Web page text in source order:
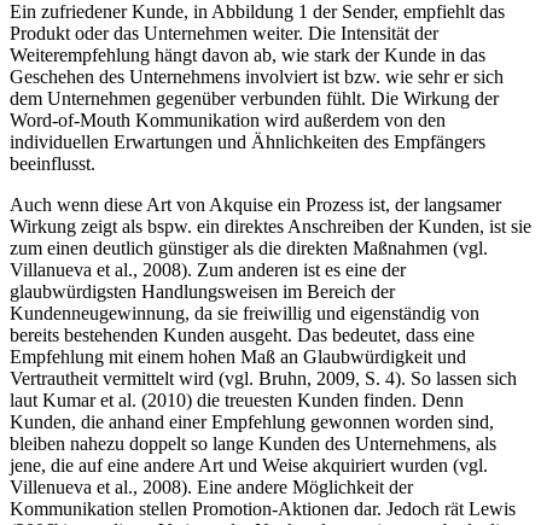
Ein zufriedener Kunde, in Abbildung 1 der Sender, empfiehlt das
Produkt oder das Unternehmen weiter. Die Intensität der
Weiterempfehlung hängt davon ab, wie stark der Kunde in das
Geschehen des Unternehmens involviert ist bzw. wie sehr er sich
dem Unternehmen gegenüber verbunden fühlt. Die Wirkung der
Word-of-Mouth Kommunikation wird außerdem von den
individuellen Erwartungen und Ähnlichkeiten des Empfängers
beeinflusst.
Auch wenn diese Art von Akquise ein Prozess ist, der langsamer
Wirkung zeigt als bspw. ein direktes Anschreiben der Kunden, ist sie
zum einen deutlich günstiger als die direkten Maßnahmen (vgl.
Villanueva et al., 2008). Zum anderen ist es eine der
glaubwürdigsten Handlungsweisen im Bereich der
Kundenneugewinnung, da sie freiwillig und eigenständig von
bereits bestehenden Kunden ausgeht. Das bedeutet, dass eine
Empfehlung mit einem hohen Maß an Glaubwürdigkeit und
Vertrautheit vermittelt wird (vgl. Bruhn, 2009, S. 4). So lassen sich
laut Kumar et al. (2010) die treuesten Kunden finden. Denn
Kunden, die anhand einer Empfehlung gewonnen worden sind,
bleiben nahezu doppelt so lange Kunden des Unternehmens, als
jene, die auf eine andere Art und Weise akquiriert wurden (vgl.
Villenueva et al., 2008). Eine andere Möglichkeit der
Kommunikation stellen Promotion-Aktionen dar. Jedoch rät Lewis